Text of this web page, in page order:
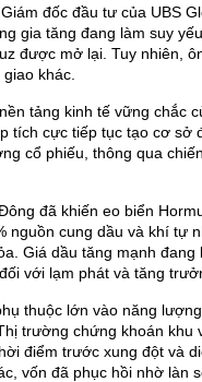
đốc đầu tư của UBS
gia tăng đang làm suy
được mở lại. Tuy nhiên,
khác.
tảng kinh tế vững chắc
tích cực tiếp tục tạo cơ sở
cổ phiếu, thông qua
đã khiến eo biển
nguồn cung dầu và khí tự
Giá dầu tăng mạnh đang
với lạm phát và tăng
thuộc lớn vào năng
trường chứng khoán khu
điểm trước xung đột và
vốn đã phục hồi nhờ làn